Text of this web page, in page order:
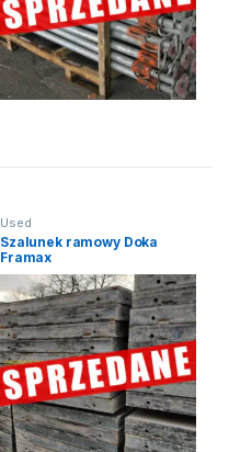
Used
Szalunek ramowy Doka
Framax